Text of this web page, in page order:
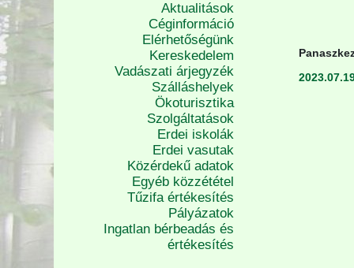
Aktualitások
Céginformáció
Elérhetőségünk
Kereskedelem
Vadászati árjegyzék
Szálláshelyek
Ökoturisztika
Szolgáltatások
Erdei iskolák
Erdei vasutak
Közérdekű adatok
Egyéb közzététel
Tűzifa értékesítés
Pályázatok
Ingatlan bérbeadás és
értékesítés